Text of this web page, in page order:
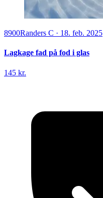
8900Randers C · 18. feb. 2025
Lagkage fad på fod i glas
145 kr.